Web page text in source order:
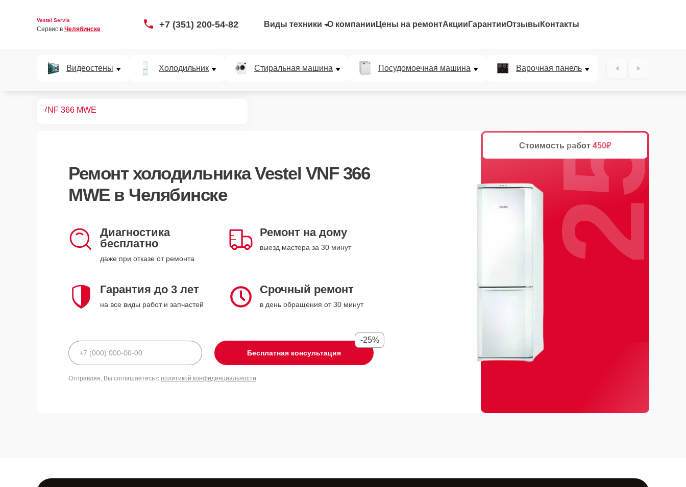
Vestel Servis
Сервис в Челябинске +7 (351) 200-54-82 Виды техники О компании Цены на ремонтАкции ГарантииОтзывы Контакты
Видеостены Холодильник Стиральная машина Посудомоечная машина Варочная панель
VNF 366 MWE
Ремонтхолодильника Vestel VNF 366
MWEв Челябинске
Диагностика
бесплатно
даже при отказе от ремонта
Ремонт на дому
выезд мастера за 30 минут
Гарантия до 3 лет
на все виды работ и запчастей
Срочный ремонт
в день обращения от 30 минут
Бесплатная консультация
-25%
Отправляя, Вы соглашаетесь с политикой конфиденциальности
Стоимость работ 450₽
25%